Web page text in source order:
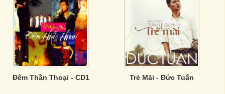
Đêm Thần Thoại - CD1 Trẻ Mãi - Đức Tuấn